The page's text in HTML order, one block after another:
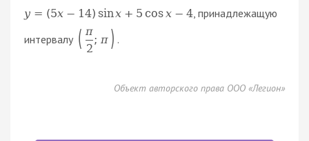
y = (5x − 14) sin x + 5 cos x − 4, принадлежащую
интервалу ( π
2
; π ) .
Объект авторского права ООО «Легион»